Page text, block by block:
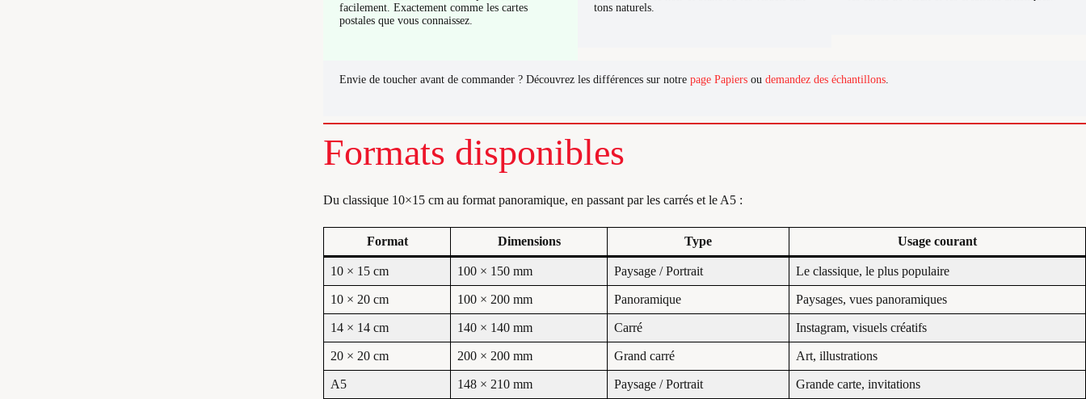
facilement. Exactement comme les cartes
postales que vous connaissez.
tons naturels.
Envie de toucher avant de commander ? Découvrez les différences sur notre page Papiers ou demandez des échantillons
Formats disponibles
Du classique 10×15 cm au format panoramique, en passant par les carrés et le A5 :
Format Dimensions Type Usage courant
10 × 15 cm 100 × 150 mm Paysage / Portrait Le classique, le plus populaire
10 × 20 cm 100 × 200 mm Panoramique Paysages, vues panoramiques
14 × 14 cm 140 × 140 mm Carré Instagram, visuels créatifs
20 × 20 cm 200 × 200 mm Grand carré Art, illustrations
A5 148 × 210 mm Paysage / Portrait Grande carte, invitations